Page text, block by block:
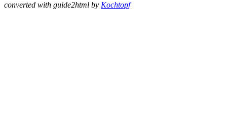
converted with guide2html by Kochtopf